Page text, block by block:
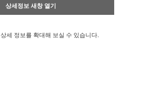
상세정보 새창 열기
상세 정보를 확대해 보실 수 있습니다.